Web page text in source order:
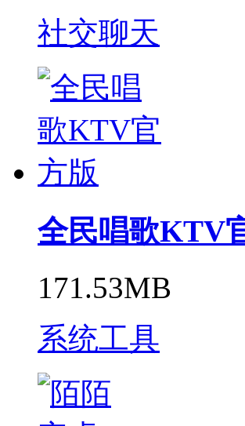
社交聊天
全民唱歌KTV
171.53MB
系统工具